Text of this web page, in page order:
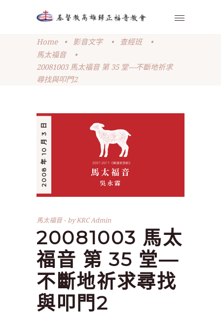
Home • 影音文字 • 查經班
•
馬太福音
•
20081003 馬太福音 第 35 堂—不斷地祈求
尋找與叩門2
2008 年 10 月 3 日
馬太福音 byKRC Admin
20081003 馬太
福音 第 35 堂—
不斷地祈求尋找
與叩門2